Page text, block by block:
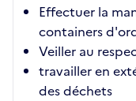
Effectuer la
containers
Veiller au
travailler en
des déchets